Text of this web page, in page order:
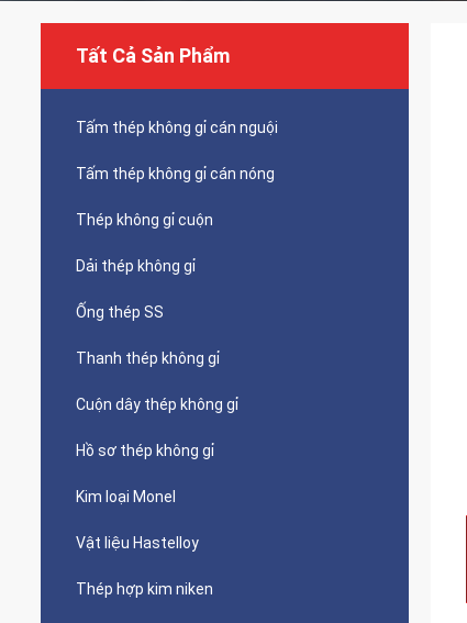
Tất Cả Sản Phẩm
Tấm thép không gỉ cán nguội
Tấm thép không gỉ cán nóng
Thép không gỉ cuộn
Dải thép không gỉ
Ống thép SS
Thanh thép không gỉ
Cuộn dây thép không gỉ
Hồ sơ thép không gỉ
Kim loại Monel
Vật liệu Hastelloy
Thép hợp kim niken